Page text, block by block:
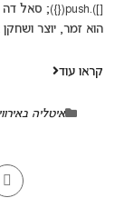
הוא זמר, יוצר
קראו עוד
איטליה